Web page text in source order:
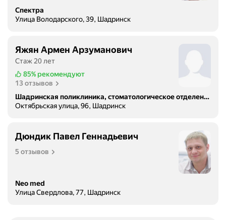
Спектра
Улица Володарского, 39, Шадринск
Яжян Армен Арзуманович
Стаж 20 лет
85% рекомендуют
13 отзывов
Шадринская поликлиника, стоматологическое отделение
Октябрьская улица, 96, Шадринск
Дюндик Павел Геннадьевич
5 отзывов
Neo med
Улица Свердлова, 77, Шадринск